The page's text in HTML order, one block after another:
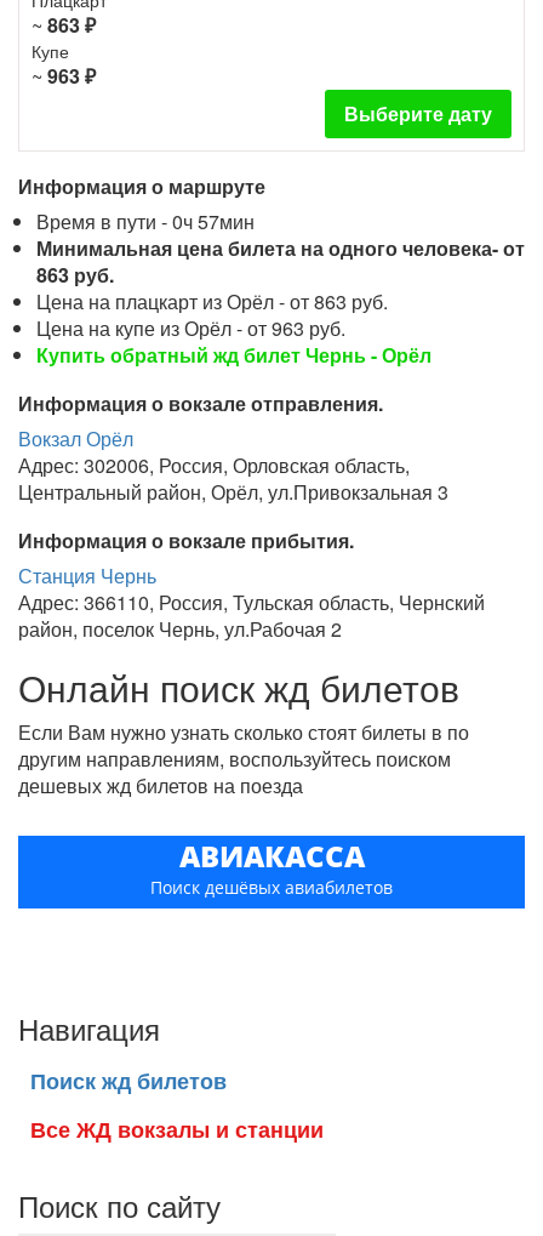
~ 863 ₽
Купе
~ 963 ₽
Выберите дату
Информация о маршруте
Время в пути - 0ч 57мин
Минимальная цена билета на одного человека- от
863 руб.
Цена на плацкарт из Орёл - от 863 руб.
Цена на купе из Орёл - от 963 руб.
Купить обратный жд билет Чернь - Орёл
Информация о вокзале отправления.
Вокзал Орёл
Адрес: 302006, Россия, Орловская область,
Центральный район, Орёл, ул.Привокзальная 3
Информация о вокзале прибытия.
Станция Чернь
Адрес: 366110, Россия, Тульская область, Чернский
район, поселок Чернь, ул.Рабочая 2
Онлайн поиск жд билетов
Если Вам нужно узнать сколько стоят билеты в по
другим направлениям, воспользуйтесь поиском
дешевых жд билетов на поезда
АВИАКАССА
Поиск дешёвых авиабилетов
Навигация
Поиск жд билетов
Все ЖД вокзалы и станции
Поиск по сайту